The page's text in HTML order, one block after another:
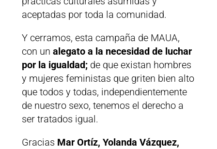
aceptadas por toda la comunidad.
Y cerramos, esta campaña de MAUA,
con un alegato a la necesidad de luchar
por la igualdad;de que existan hombres
y mujeres feministas que griten bien alto
que todos y todas, independientemente
de nuestro sexo, tenemos el derecho a
ser tratados igual.
Gracias Mar Ortíz, Yolanda Vázquez,